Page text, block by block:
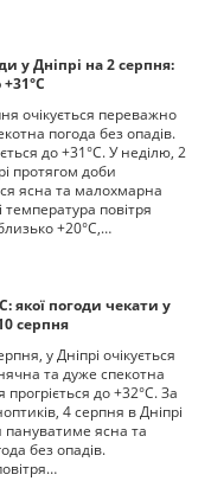
у Дніпрі на 2 серпня:
очікується переважно
погода без опадів.
до +31°С. У неділю, 2
протягом доби
ясна та малохмарна
температура повітря
+20°С,…
якої погоди чекати у
серпня
у Дніпрі очікується
та дуже спекотна
прогріється до +32°С. За
4 серпня в Дніпрі
пануватиме ясна та
без опадів.